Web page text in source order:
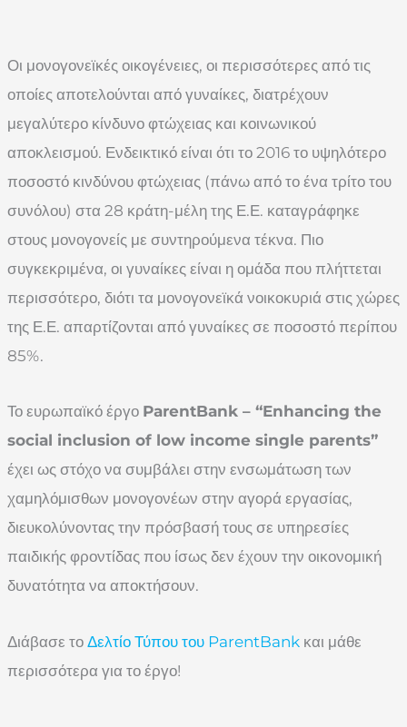
Οι μονογονεϊκές οικογένειες, οι περισσότερες από τις
οποίες αποτελούνται από γυναίκες, διατρέχουν
μεγαλύτερο κίνδυνο φτώχειας και κοινωνικού
αποκλεισμού. Ενδεικτικό είναι ότι το 2016 το υψηλότερο
ποσοστό κινδύνου φτώχειας (πάνω από το ένα τρίτο του
συνόλου) στα 28 κράτη-μέλη της Ε.Ε. καταγράφηκε
στους μονογονείς με συντηρούμενα τέκνα. Πιο
συγκεκριμένα, οι γυναίκες είναι η ομάδα που πλήττεται
περισσότερο, διότι τα μονογονεϊκά νοικοκυριά στις χώρες
της Ε.Ε. απαρτίζονται από γυναίκες σε ποσοστό περίπου
85%.
Το ευρωπαϊκό έργο ParentBank – “Enhancing the
social inclusion of low income single parents”
έχει ως στόχο να συμβάλει στην ενσωμάτωση των
χαμηλόμισθων μονογονέων στην αγορά εργασίας,
διευκολύνοντας την πρόσβασή τους σε υπηρεσίες
παιδικής φροντίδας που ίσως δεν έχουν την οικονομική
δυνατότητα να αποκτήσουν.
Διάβασε το Δελτίο Τύπου του ParentBank και μάθε
περισσότερα για το έργο!